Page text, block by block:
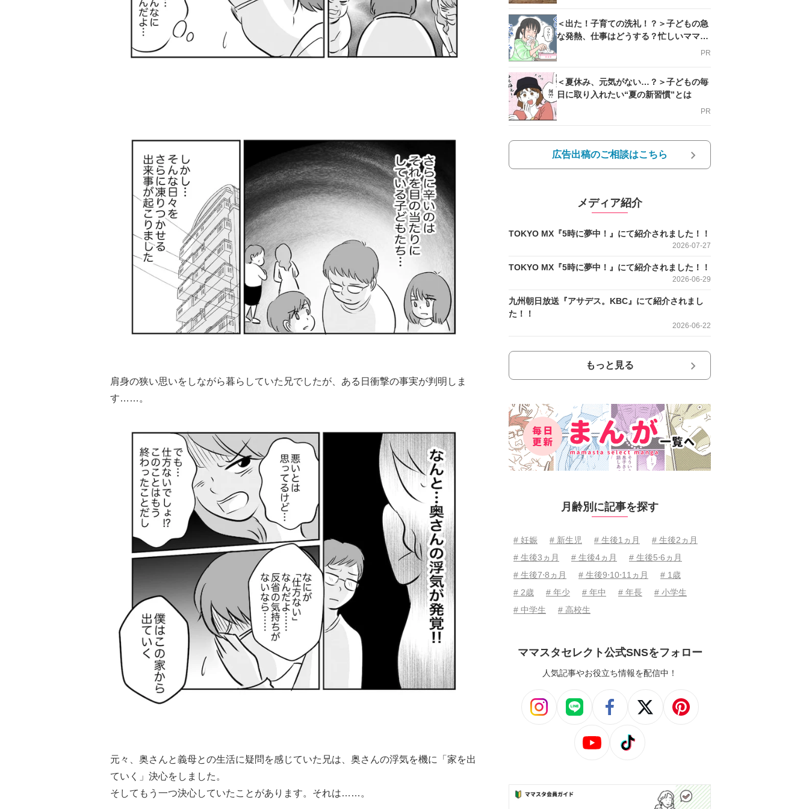
肩身の狭い思いをしながら暮らしていた兄でしたが、ある日衝撃の事実が判明しま
す……。
元々、奥さんと義母との生活に疑問を感じていた兄は、奥さんの浮気を機に「家を出
ていく」決心をしました。
そしてもう一つ決心していたことがあります。それは……。
＜出た！子育ての洗礼！？＞子どもの急
な発熱、仕事はどうする？忙しいママを
PR
＜夏休み、元気がない…？＞子どもの毎
日に取り入れたい“夏の新習慣”とは
PR
広告出稿のご相談はこちら
メディア紹介
TOKYO MX『5時に夢中！』にて紹介されました！！
2026-07-27
TOKYO MX『5時に夢中！』にて紹介されました！！
2026-06-29
九州朝日放送『アサデス。KBC』にて紹介されまし
た！！
2026-06-22
もっと見る
月齢別に記事を探す
# 妊娠 # 新生児 # 生後1ヵ月
# 生後2ヵ月
# 生後3ヵ月
# 生後4ヵ月
# 生後5⋅6ヵ月
# 生後7⋅8ヵ月
# 生後9⋅10⋅11ヵ月
# 1歳
# 2歳
# 年少 # 年中 # 年長
# 小学生
# 中学生
# 高校生
ママスタセレクト公式SNSをフォロー
人気記事やお役立ち情報を配信中！